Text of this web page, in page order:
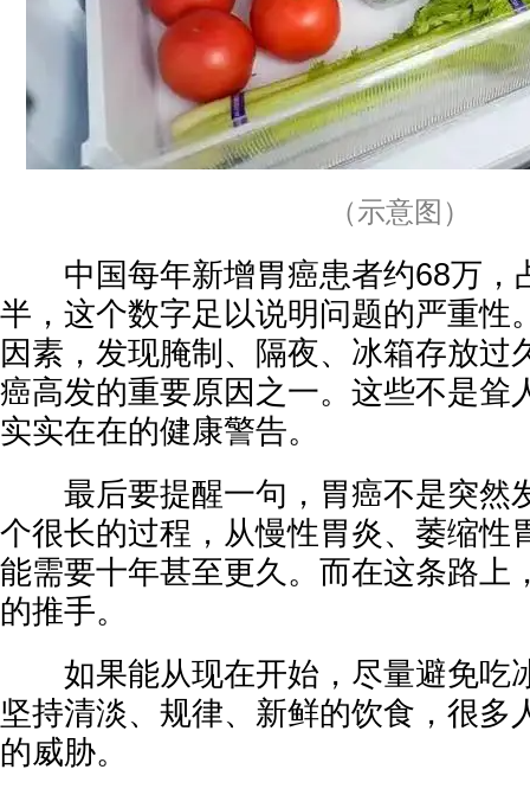
（示意图）
中国每年新增胃癌患者约68万，
半，这个数字足以说明问题的严重性
因素，发现腌制、隔夜、冰箱存放过
癌高发的重要原因之一。这些不是耸
实实在在的健康警告。
最后要提醒一句，胃癌不是突然
个很长的过程，从慢性胃炎、萎缩性
能需要十年甚至更久。而在这条路上
的推手。
如果能从现在开始，尽量避免吃
坚持清淡、规律、新鲜的饮食，很多
的威胁。